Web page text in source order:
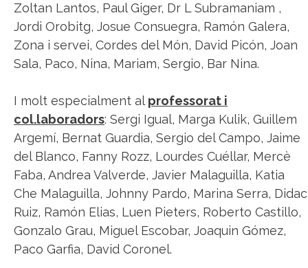
Zoltan Lantos, Paul Giger, Dr L Subramaniam ,
Jordi Orobitg, Josue Consuegra, Ramón Galera,
Zona i servei, Cordes del Món, David Picón, Joan
Sala, Paco, Nina, Mariam, Sergio, Bar Nina.
I molt especialment al professorat i
col.laboradors: Sergi Igual, Marga Kulik, Guillem
Argemí, Bernat Guardia, Sergio del Campo, Jaime
del Blanco, Fanny Rozz, Lourdes Cuéllar, Mercè
Faba, Andrea Valverde, Javier Malaguilla, Katia
Che Malaguilla, Johnny Pardo, Marina Serra, Didac
Ruiz, Ramón Elias, Luen Pieters, Roberto Castillo,
Gonzalo Grau, Miguel Escobar, Joaquin Gómez,
Paco Garfia, David Coronel.